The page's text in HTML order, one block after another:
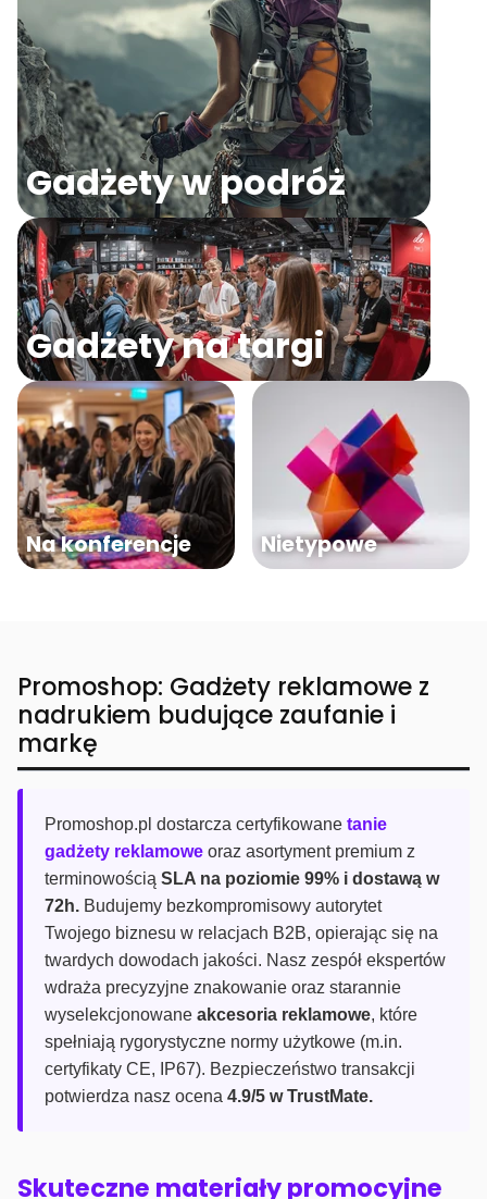
Gadżety w podróż
Gadżety na targi
Na konferencje Nietypowe
Promoshop: Gadżety reklamowe z
nadrukiem budujące zaufanie i
markę
Promoshop.pl dostarcza certyfikowane tanie
gadżety reklamowe oraz asortyment premium z
terminowością SLA na poziomie 99% i dostawą w
72h. Budujemy bezkompromisowy autorytet
Twojego biznesu w relacjach B2B, opierając się na
twardych dowodach jakości. Nasz zespół ekspertów
wdraża precyzyjne znakowanie oraz starannie
wyselekcjonowane akcesoria reklamowe, które
spełniają rygorystyczne normy użytkowe (m.in.
certyfikaty CE, IP67). Bezpieczeństwo transakcji
potwierdza nasz ocena 4.9/5 w TrustMate.
Skuteczne materiały promocyjne